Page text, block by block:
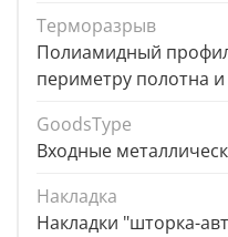
Терморазрыв
Полиамидный
периметру полотна
GoodsType
Входные
Накладка
Накладки "шторка-